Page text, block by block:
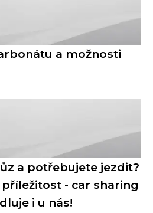
a možnosti
a potřebujete jezdit?
- car sharing
i u nás!